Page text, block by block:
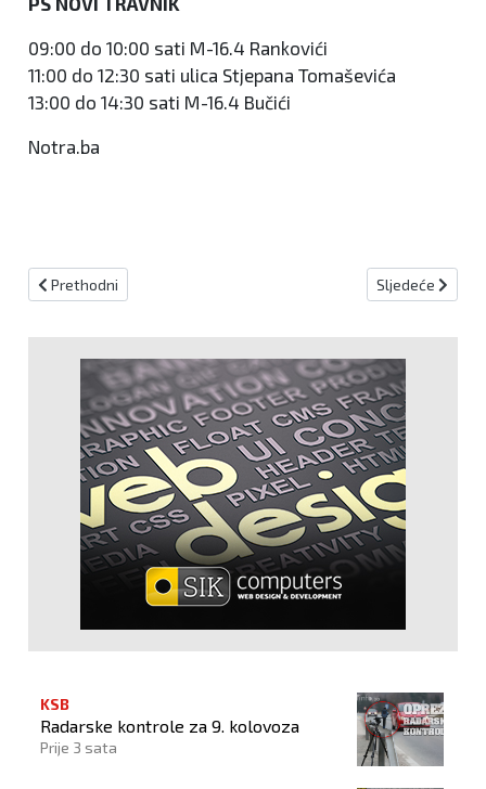
09:00 do 10:00 sati M-16.4 Rankovići
11:00 do 12:30 sati ulica Stjepana Tomaševića
13:00 do 14:30 sati M-16.4 Bučići
Notra.ba
Prethodni članak: Novi Travnik večeras postaje "rasplesani grad"
Prethodni Sljedeći članak:
Sljedeće
KSB
Radarske kontrole za 9. kolovoza
Prije 3 sata